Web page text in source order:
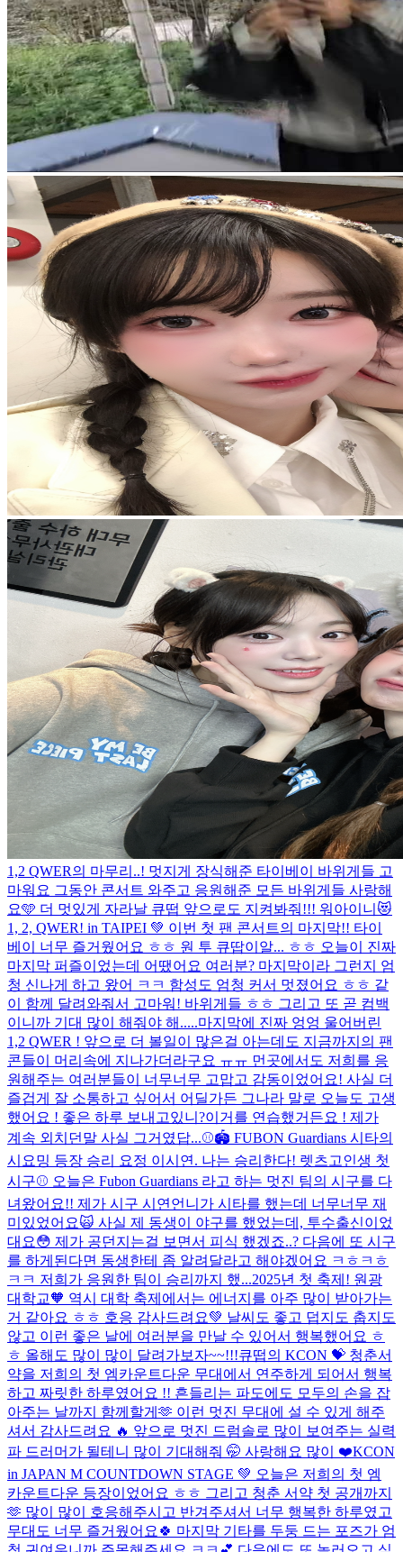
1,2 QWER의 마무리..! 멋지게 장식해준 타이베이 바위게들 고
마워요 그동안 콘서트 와주고 응원해준 모든 바위게들 사랑해
요🩵 더 멋있게 자라날 큐떱 앞으로도 지켜봐줘!!! 워아이니😻
1, 2, QWER! in TAIPEI 💚 이번 첫 팬 콘서트의 마지막!! 타이
베이 너무 즐거웠어요 ㅎㅎ 원 투 큐땁이알... ㅎㅎ 오늘이 진짜
마지막 퍼즐이었는데 어땠어요 여러분? 마지막이라 그런지 엄
청 신나게 하고 왔어 ㅋㅋ 함성도 엄청 커서 멋졌어요 ㅎㅎ 같
이 함께 달려와줘서 고마워! 바위게들 ㅎㅎ 그리고 또 곧 컴백
이니까 기대 많이 해줘야 해.....마지막에 진짜 엉엉 울어버린
1,2 QWER ! 앞으로 더 볼일이 많은걸 아는데도 지금까지의 팬
콘들이 머리속에 지나가더라구요 ㅠㅠ 먼곳에서도 저희를 응
원해주는 여러분들이 너무너무 고맙고 감동이었어요! 사실 더
즐겁게 잘 소통하고 싶어서 어딜가든 그나라 말로 오늘도 고생
했어요 ! 좋은 하루 보내고있니?이거를 연습했거든요 ! 제가
계속 외치던말 사실 그거였답...⚾️🏟️ FUBON Guardians 시타의
시요밍 등장 승리 요정 이시연. 나는 승리한다! 렛츠고인생 첫
시구⚾️ 오늘은 Fubon Guardians 라고 하는 멋진 팀의 시구를 다
녀왔어요!! 제가 시구 시연언니가 시타를 했는데 너무너무 재
미있었어요🙀 사실 제 동생이 야구를 했었는데, 투수출신이었
대요😳 제가 공던지는걸 보면서 피식 했겠죠..? 다음에 또 시구
를 하게된다면 동생한테 좀 알려달라고 해야겠어요 ㅋㅎㅋㅎ
ㅋㅋ 저희가 응원한 팀이 승리까지 했...2025년 첫 축제! 원광
대학교🧡 역시 대학 축제에서는 에너지를 아주 많이 받아가는
거 같아요 ㅎㅎ 호응 감사드려요💚 날씨도 좋고 덥지도 춥지도
않고 이런 좋은 날에 여러분을 만날 수 있어서 행복했어요 ㅎ
ㅎ 올해도 많이 많이 달려가보자~~!!!큐떱의 KCON 💝 청춘서
약을 저희의 첫 엠카운트다운 무대에서 연주하게 되어서 행복
하고 짜릿한 하루였어요 !! 흔들리는 파도에도 모두의 손을 잡
아주는 날까지 함께할게🫶 이런 멋진 무대에 설 수 있게 해주
셔서 감사드려요 🔥 앞으로 멋진 드럼솔로 많이 보여주는 실력
파 드러머가 될테니 많이 기대해줘 🤭 사랑해요 많이 ❤️KCON
in JAPAN M COUNTDOWN STAGE 💚 오늘은 저희의 첫 엠
카운트다운 등장이었어요 ㅎㅎ 그리고 청춘 서약 첫 공개까지
🫶 많이 많이 호응해주시고 반겨주셔서 너무 행복한 하루였고
무대도 너무 즐거웠어요🍀 마지막 기타를 두둥 드는 포즈가 엄